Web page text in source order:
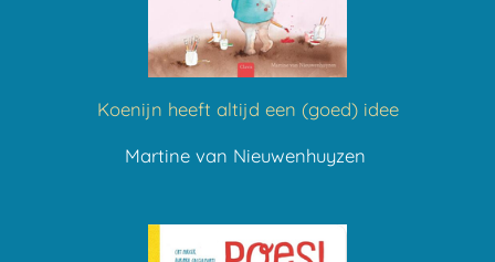
Koenijn heeft altijd een (goed) idee
Martine van Nieuwenhuyzen